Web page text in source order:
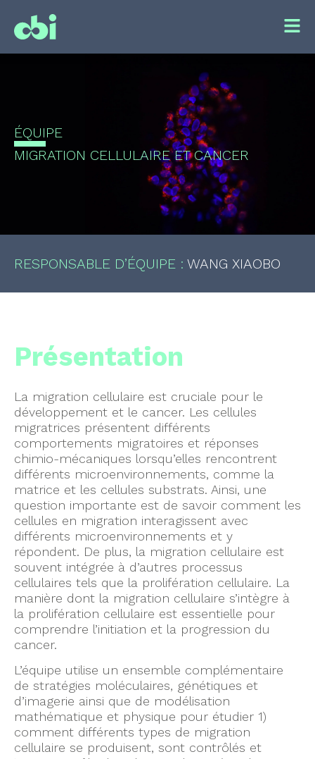
ÉQUIPE
MIGRATION CELLULAIRE ET CANCER
RESPONSABLE D’ÉQUIPE : WANG XIAOBO
Présentation
La migration cellulaire est cruciale pour le
développement et le cancer. Les cellules
migratrices présentent différents
comportements migratoires et réponses
chimio-mécaniques lorsqu’elles rencontrent
différents microenvironnements, comme la
matrice et les cellules substrats. Ainsi, une
question importante est de savoir comment les
cellules en migration interagissent avec
différents microenvironnements et y
répondent. De plus, la migration cellulaire est
souvent intégrée à d’autres processus
cellulaires tels que la prolifération cellulaire. La
manière dont la migration cellulaire s’intègre à
la prolifération cellulaire est essentielle pour
comprendre l’initiation et la progression du
cancer.
L’équipe utilise un ensemble complémentaire
de stratégies moléculaires, génétiques et
d’imagerie ainsi que de modélisation
mathématique et physique pour étudier 1)
comment différents types de migration
cellulaire se produisent, sont contrôlés et